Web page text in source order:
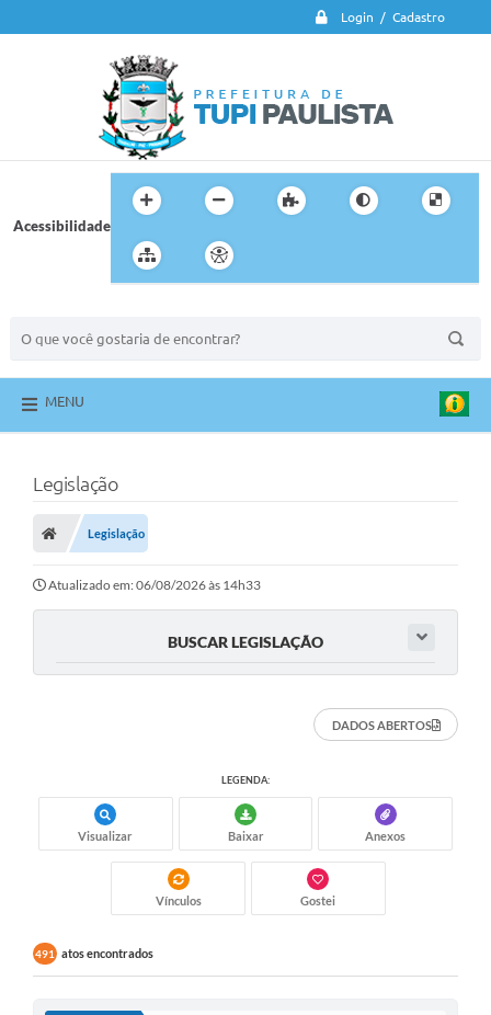
Login / Cadastro
Acessibilidade
MENU
Legislação
Legislação
Atualizado em: 06/08/2026 às 14h33
BUSCAR LEGISLAÇÃO
DADOS ABERTOS
LEGENDA:
Visualizar Baixar Anexos
Vínculos Gostei
491 atos encontrados